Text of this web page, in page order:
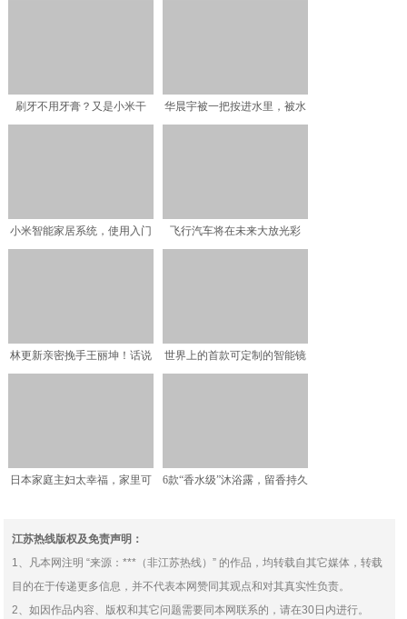
刷牙不用牙膏？又是小米干
华晨宇被一把按进水里，被水
小米智能家居系统，使用入门
飞行汽车将在未来大放光彩
林更新亲密挽手王丽坤！话说
世界上的首款可定制的智能镜
日本家庭主妇太幸福，家里可
6款“香水级”沐浴露，留香持久
江苏热线版权及免责声明：
1、凡本网注明 “来源：***（非江苏热线）” 的作品，均转载自其它媒体，转载
目的在于传递更多信息，并不代表本网赞同其观点和对其真实性负责。
2、如因作品内容、版权和其它问题需要同本网联系的，请在30日内进行。